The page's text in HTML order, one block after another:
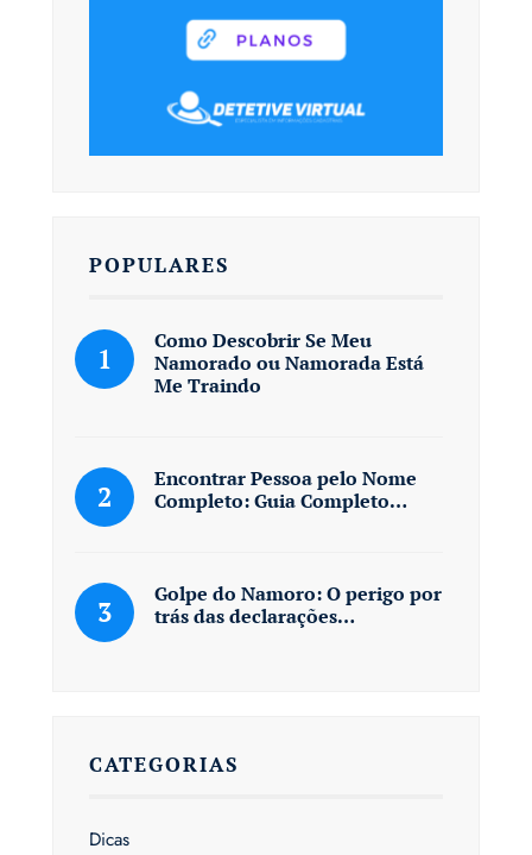
POPULARES
Como Descobrir Se Meu
Namorado ou Namorada Está
Me Traindo
Encontrar Pessoa pelo Nome
Completo: Guia Completo…
Golpe do Namoro: O perigo por
trás das declarações…
CATEGORIAS
Dicas